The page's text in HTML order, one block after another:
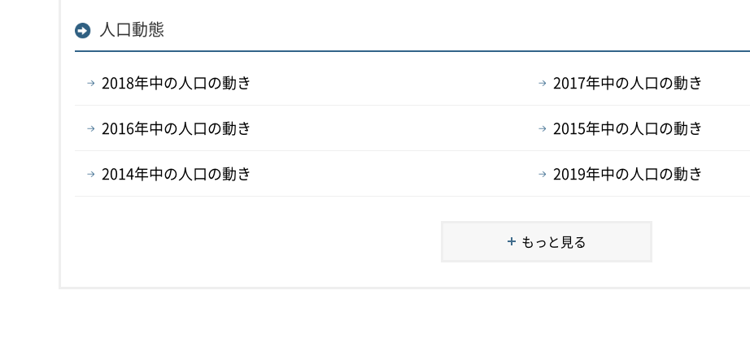
人口動態
2018年中の人口の動き 2017年中の人口の動き
2016年中の人口の動き 2015年中の人口の動き
2014年中の人口の動き 2019年中の人口の動き
もっと見る